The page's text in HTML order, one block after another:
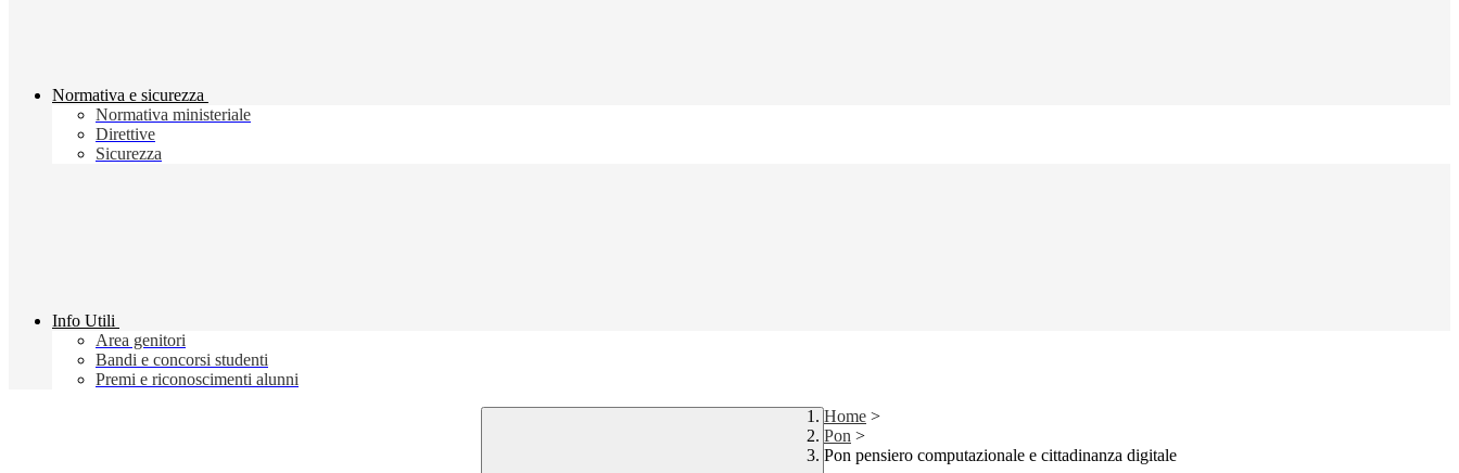
Normativa e sicurezza
Normativa ministeriale
Direttive
Sicurezza
Info Utili
Area genitori
Bandi e concorsi studenti
Premi e riconoscimenti alunni
Home >
Pon >
Pon pensiero computazionale e cittadinanza digitale